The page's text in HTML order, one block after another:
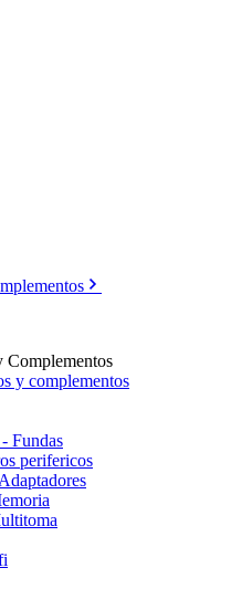
Complementos
y complementos
Fundas
perifericos